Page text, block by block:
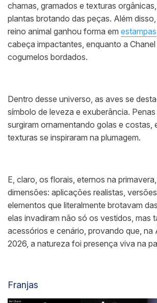
chamas, gramados e texturas
plantas brotando das peças. Além
reino animal ganhou forma em estampas
cabeça impactantes, enquanto a
cogumelos bordados.
Dentro desse universo, as aves se
símbolo de leveza e exuberância.
surgiram ornamentando golas e costas,
texturas se inspiraram na plumagem.
E, claro, os florais, eternos na
dimensões: aplicações realistas,
elementos que literalmente brotavam
elas invadiram não só os vestidos, mas
acessórios e cenário, provando que, na
2026, a natureza foi presença viva na
Franjas